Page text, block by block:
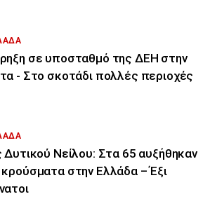
σε υποσταθμό της ΔΕΗ στην
- Στο σκοτάδι πολλές περιοχές
Δυτικού Νείλου: Στα 65 αυξήθηκαν
στην Ελλάδα – Έξι